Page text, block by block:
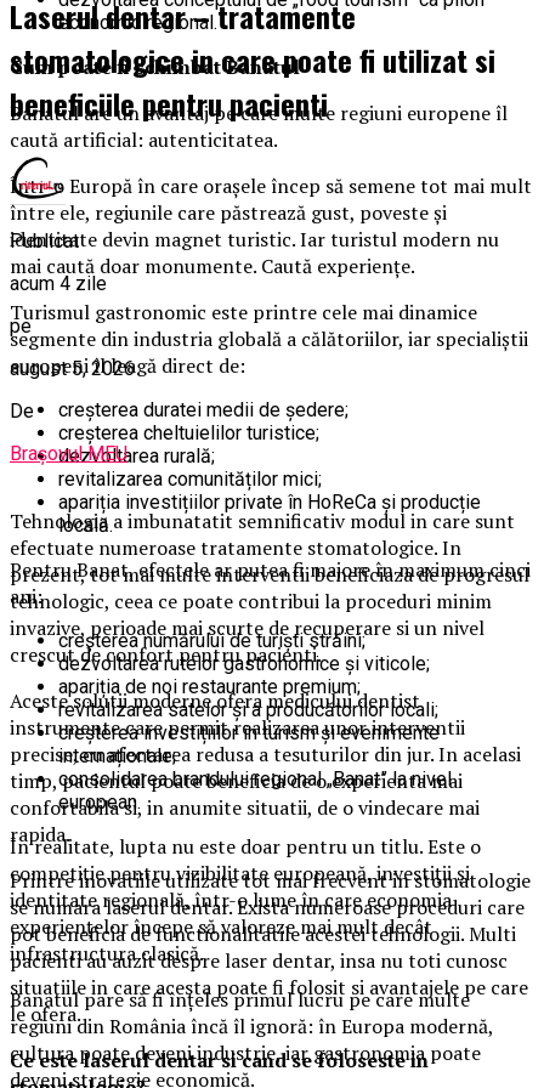
economic regional.
Cum poate fi schimbat Banatul
Banatul are un avantaj pe care multe regiuni europene îl
caută artificial: autenticitatea.
Într-o Europă în care orașele încep să semene tot mai mult
între ele, regiunile care păstrează gust, poveste și
identitate devin magnet turistic. Iar turistul modern nu
mai caută doar monumente. Caută experiențe.
Turismul gastronomic este printre cele mai dinamice
segmente din industria globală a călătoriilor, iar specialiștii
europeni îl leagă direct de:
creșterea duratei medii de ședere;
creșterea cheltuielilor turistice;
dezvoltarea rurală;
revitalizarea comunităților mici;
apariția investițiilor private în HoReCa și producție
locală.
Pentru Banat, efectele ar putea fi majore în maximum cinci
ani:
creșterea numărului de turiști străini;
dezvoltarea rutelor gastronomice și viticole;
apariția de noi restaurante premium;
revitalizarea satelor și a producătorilor locali;
creșterea investițiilor în turism și evenimente
internaționale;
consolidarea brandului regional „Banat” la nivel
european.
În realitate, lupta nu este doar pentru un titlu. Este o
competiție pentru vizibilitate europeană, investiții și
identitate regională, într-o lume în care economia
experiențelor începe să valoreze mai mult decât
infrastructura clasică.
Banatul pare să fi înțeles primul lucru pe care multe
regiuni din România încă îl ignoră: în Europa modernă,
cultura poate deveni industrie, iar gastronomia poate
deveni strategie economică.
Laserul dentar – tratamente
stomatologice in care poate fi utilizat si
beneficiile pentru pacienti
Publicat
acum 4 zile
pe
august 5, 2026
De
Brașovul MEU
Tehnologia a imbunatatit semnificativ modul in care sunt
efectuate numeroase tratamente stomatologice. In
prezent, tot mai multe interventii beneficiaza de progresul
tehnologic, ceea ce poate contribui la proceduri minim
invazive, perioade mai scurte de recuperare si un nivel
crescut de confort pentru pacienti.
Aceste solutii moderne ofera medicului dentist
instrumente care permit realizarea unor interventii
precise, cu afectarea redusa a tesuturilor din jur. In acelasi
timp, pacientul poate beneficia de o experienta mai
confortabila si, in anumite situatii, de o vindecare mai
rapida.
Printre inovatiile utilizate tot mai frecvent in stomatologie
se numara laserul dentar. Exista numeroase proceduri care
pot beneficia de functionalitatile acestei tehnologii. Multi
pacienti au auzit despre laser dentar, insa nu toti cunosc
situatiile in care acesta poate fi folosit si avantajele pe care
le ofera.
Ce este laserul dentar si cand se foloseste in